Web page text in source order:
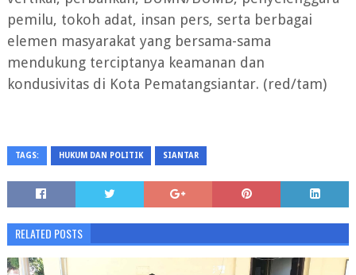
pemilu, tokoh adat, insan pers, serta berbagai
elemen masyarakat yang bersama-sama
mendukung terciptanya keamanan dan
kondusivitas di Kota Pematangsiantar. (red/tam)
TAGS: HUKUM DAN POLITIK SIANTAR
RELATED POSTS